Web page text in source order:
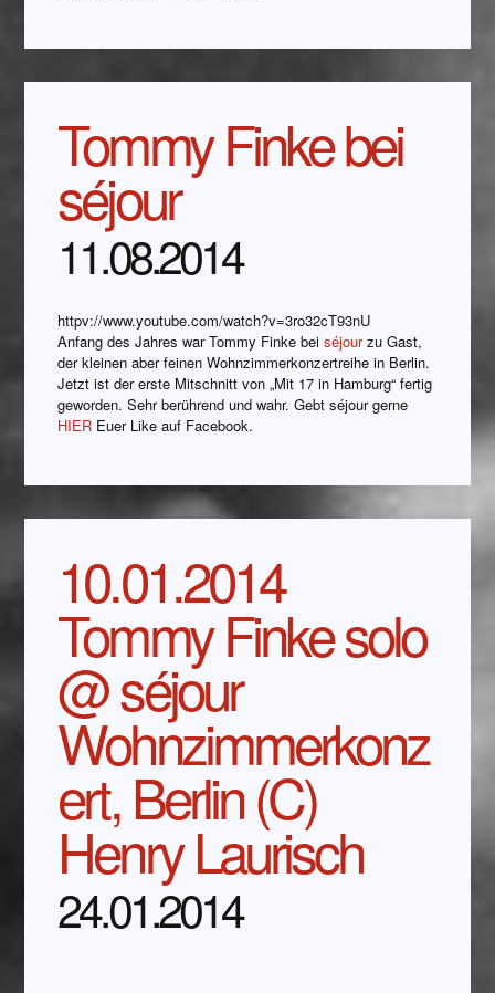
Tommy Finke bei
séjour
11.08.2014
httpv://www.youtube.com/watch?v=3ro32cT93nU
Anfang des Jahres war Tommy Finke beiséjourzu Gast,
der kleinen aber feinen Wohnzimmerkonzertreihe in Berlin.
Jetzt ist der erste Mitschnitt von „Mit 17 in Hamburg“ fertig
geworden. Sehr berührend und wahr. Gebt séjour gerne
HIER Euer Like auf Facebook.
10.01.2014
Tommy Finke solo
@ séjour
Wohnzimmerkonz
ert, Berlin (C)
Henry Laurisch
24.01.2014